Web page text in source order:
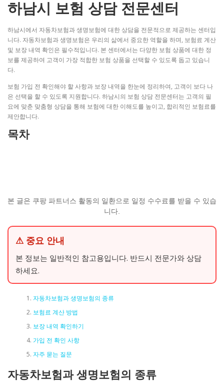
하남시 보험 상담 전문센터
하남시에서 자동차보험과 생명보험에 대한 상담을 전문적으로 제공하는 센터입
니다. 자동차보험과 생명보험은 우리의 삶에서 중요한 역할을 하며, 보험료 계산
및 보장 내역 확인은 필수적입니다. 본 센터에서는 다양한 보험 상품에 대한 정
보를 제공하여 고객이 가장 적합한 보험 상품을 선택할 수 있도록 돕고 있습니
다.
보험 가입 전 확인해야 할 사항과 보장 내역을 한눈에 정리하여, 고객이 보다 나
은 선택을 할 수 있도록 지원합니다. 하남시의 보험 상담 전문센터는 고객의 필
요에 맞춘 맞춤형 상담을 통해 보험에 대한 이해도를 높이고, 합리적인 보험료를
제안합니다.
목차
본 글은 쿠팡 파트너스 활동의 일환으로 일정 수수료를 받을 수 있습
니다.
⚠ 중요 안내
본 정보는 일반적인 참고용입니다. 반드시 전문가와 상담
하세요.
자동차보험과 생명보험의 종류
보험료 계산 방법
보장 내역 확인하기
가입 전 확인 사항
자주 묻는 질문
자동차보험과 생명보험의 종류